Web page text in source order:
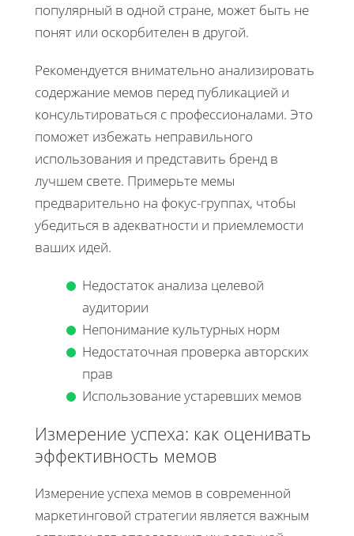
популярный в одной стране, может быть не
понят или оскорбителен в другой.
Рекомендуется внимательно анализировать
содержание мемов перед публикацией и
консультироваться с профессионалами. Это
поможет избежать неправильного
использования и представить бренд в
лучшем свете. Примерьте мемы
предварительно на фокус-группах, чтобы
убедиться в адекватности и приемлемости
ваших идей.
Недостаток анализа целевой
аудитории
Непонимание культурных норм
Недостаточная проверка авторских
прав
Использование устаревших мемов
Измерение успеха: как оценивать
эффективность мемов
Измерение успеха мемов в современной
маркетинговой стратегии является важным